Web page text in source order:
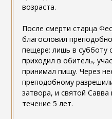
возраста.
После смерти старца
благословил
пещере: лишь в субботу
приходил в обитель,
принимал пищу. Через
преподобному
затвора, и святой
течение 5 лет.